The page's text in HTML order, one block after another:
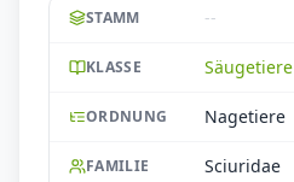
STAMM --
KLASSE Säugetiere
ORDNUNG Nagetiere
FAMILIE Sciuridae